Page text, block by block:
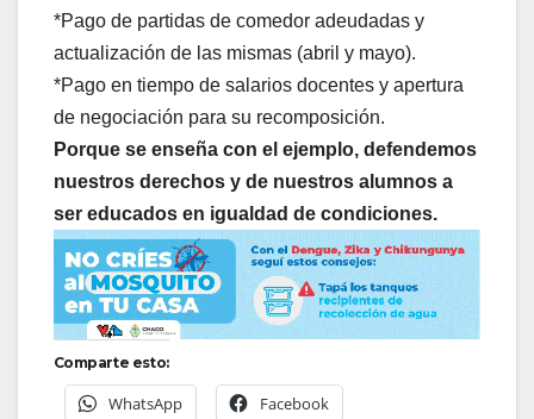
*Pago de partidas de comedor adeudadas y
actualización de las mismas (abril y mayo).
*Pago en tiempo de salarios docentes y apertura
de negociación para su recomposición.
Porque se enseña con el ejemplo, defendemos
nuestros derechos y de nuestros alumnos a
ser educados en igualdad de condiciones.
Comparte esto:
WhatsApp Facebook